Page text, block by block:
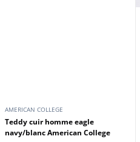
AMERICAN COLLEGE
Teddy cuir homme eagle
navy/blanc American College